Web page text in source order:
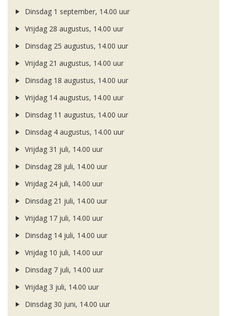
Dinsdag 1 september, 14.00 uur
Vrijdag 28 augustus, 14.00 uur
Dinsdag 25 augustus, 14.00 uur
Vrijdag 21 augustus, 14.00 uur
Dinsdag 18 augustus, 14.00 uur
Vrijdag 14 augustus, 14.00 uur
Dinsdag 11 augustus, 14.00 uur
Dinsdag 4 augustus, 14.00 uur
Vrijdag 31 juli, 14.00 uur
Dinsdag 28 juli, 14.00 uur
Vrijdag 24 juli, 14.00 uur
Dinsdag 21 juli, 14.00 uur
Vrijdag 17 juli, 14.00 uur
Dinsdag 14 juli, 14.00 uur
Vrijdag 10 juli, 14.00 uur
Dinsdag 7 juli, 14.00 uur
Vrijdag 3 juli, 14.00 uur
Dinsdag 30 juni, 14.00 uur